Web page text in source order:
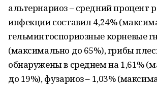
альтернариоз – средний процент
инфекции составил 4,24%
гельминтоспориозные корневые
(максимально до 65%), грибы
обнаружены в среднем на 1,61%
до 19%), фузариоз – 1,03%